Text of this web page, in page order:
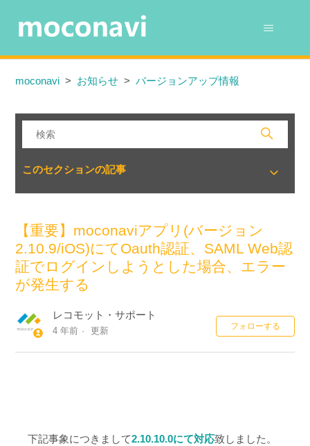
moconavi お知らせ バージョンアップ情報
このセクションの記事
【重要】moconaviアプリ(バージョン
2.10.9/iOS)にてOauth認証、SAML Web認
証でログインしようとした場合、エラー
が発生する
レコモット・サポート
4 年前 更新 フォローする
下記事象につきまして2.10.10.0にて対応致しました。